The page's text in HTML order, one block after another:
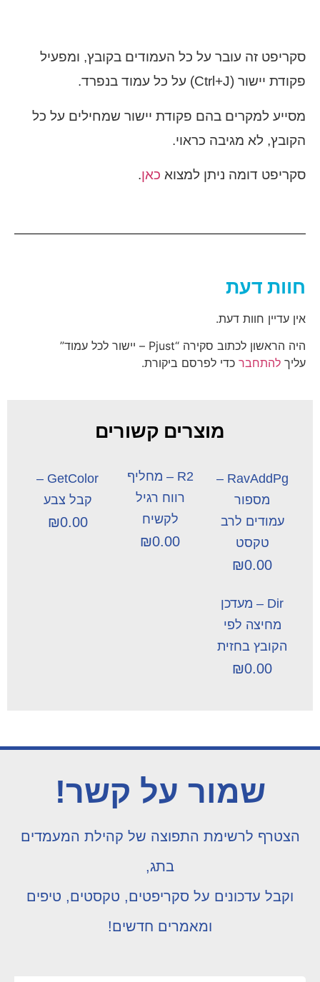
סקריפט זה עובר על כל העמודים בקובץ, ומפעיל
פקודת יישור (Ctrl+J) על כל עמוד בנפרד.
מסייע למקרים בהם פקודת יישור שמחילים על כל
הקובץ, לא מגיבה כראוי.
סקריפט דומה ניתן למצוא כאן.
חוות דעת
אין עדיין חוות דעת.
היה הראשון לכתוב סקירה “Pjust – יישור לכל עמוד”
עליך להתחבר כדי לפרסם ביקורת.
מוצרים קשורים
RavAddPg –
מספור
עמודים לרב
טקסט
₪0.00
R2 – מחליף
רווח רגיל
לקשיח
₪0.00
GetColor –
קבל צבע
₪0.00
Dir – מעדכן
מחיצה לפי
הקובץ בחזית
₪0.00
שמור על קשר!
הצטרף לרשימת התפוצה של קהילת המעמדים
בתג,
וקבל עדכונים על סקריפטים, טקסטים, טיפים
ומאמרים חדשים!